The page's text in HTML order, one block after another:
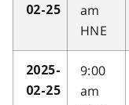
02-25
am
HNE
2025-
02-25
9:00
am